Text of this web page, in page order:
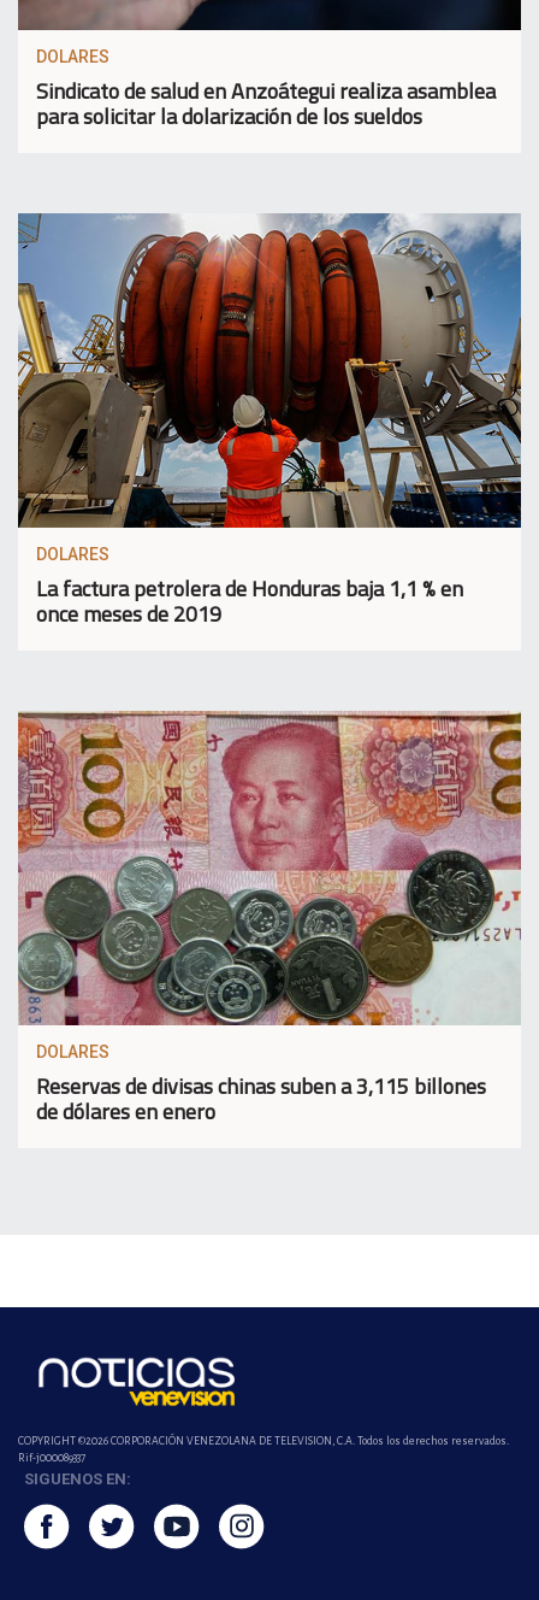
DOLARES
Sindicato de salud en Anzoátegui realiza asamblea
para solicitar la dolarización de los sueldos
DOLARES
La factura petrolera de Honduras baja 1,1 % en
once meses de 2019
DOLARES
Reservas de divisas chinas suben a 3,115 billones
de dólares en enero
COPYRIGHT ©2026 CORPORACIÓN VENEZOLANA DE TELEVISION, C.A. Todos los derechos reservados.
Rif-j000089337
SIGUENOS EN: